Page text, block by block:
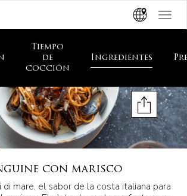
Toggle
con marisco
di mare, el sabor de la costa italiana para
Tiempo
de
cocción
Ingredientes